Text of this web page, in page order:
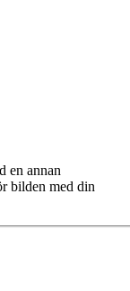
en annan
bilden med din